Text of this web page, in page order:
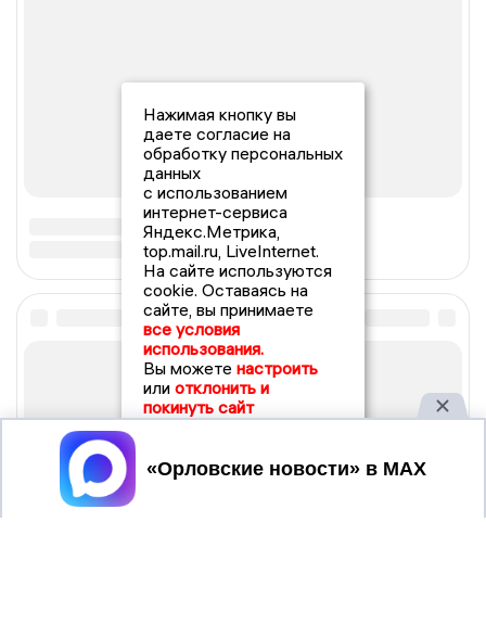
Нажимая кнопку вы
даете согласие на
обработку персональных
данных
с использованием
интернет-сервиса
Яндекс.Метрика,
top.mail.ru, LiveInternet.
На сайте используются
cookie. Оставаясь на
сайте, вы принимаете
все условия
использования.
Вы можете настроить
или отклонить и
покинуть сайт
Принять